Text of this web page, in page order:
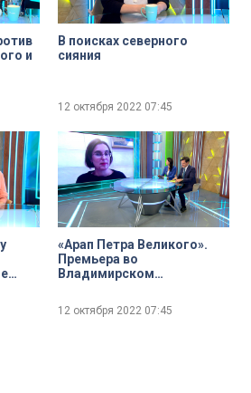
и
В поисках северного
сияния
12 октября 2022 07:45
«Арап Петра Великого».
Премьера во
Владимирском
драмы
12 октября 2022 07:45